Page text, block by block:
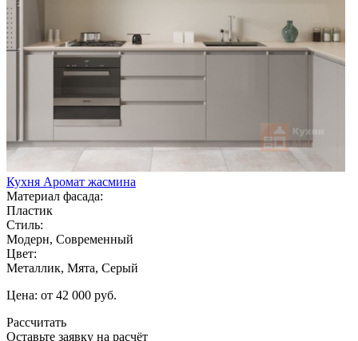
Кухня Аромат жасмина
Материал фасада:
Пластик
Стиль:
Модерн, Современный
Цвет:
Металлик, Мята, Серый
Цена: от 42 000 руб.
Рассчитать
Оставьте заявку на расчёт